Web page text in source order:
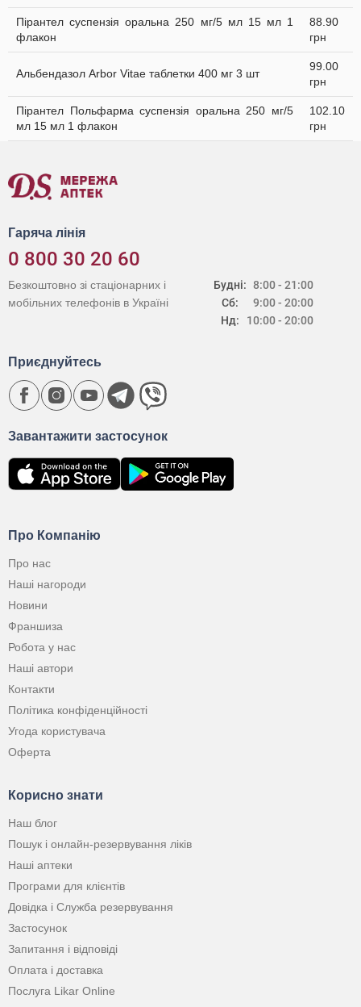
Пірантел суспензія оральна 250 мг/5 мл 15 мл 1
флакон
88.90
грн
Альбендазол Arbor Vitae таблетки 400 мг 3 шт
99.00
грн
Пірантел Польфарма суспензія оральна 250 мг/5
мл 15 мл 1 флакон
102.10
грн
Гаряча лінія
0 800 30 20 60
Будні:
Сб:
Нд:
8:00 - 21:00
9:00 - 20:00
10:00 - 20:00
Безкоштовно зі стаціонарних і
мобільних телефонів в Україні
Про Компанію
Про нас
Наші нагороди
Новини
Франшиза
Робота у нас
Наші автори
Контакти
Політика конфіденційності
Угода користувача
Оферта
Корисно знати
Наш блог
Пошук і онлайн-резервування ліків
Наші аптеки
Програми для клієнтів
Довідка і Служба резервування
Застосунок
Запитання і відповіді
Оплата і доставка
Послуга Likar Online
Завантажити застосунок
Приєднуйтесь